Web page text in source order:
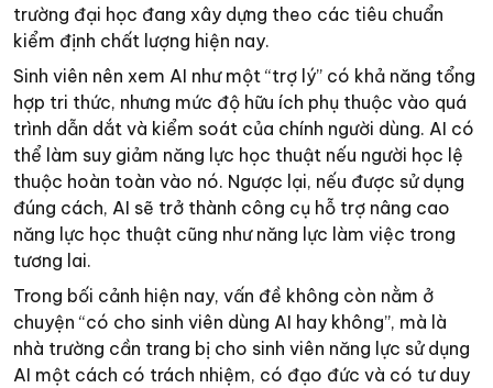
trường đại học đang xây dựng theo các tiêu chuẩn
kiểm định chất lượng hiện nay.
Sinh viên nên xem AI như một “trợ lý” có khả năng tổng
hợp tri thức, nhưng mức độ hữu ích phụ thuộc vào quá
trình dẫn dắt và kiểm soát của chính người dùng. AI có
thể làm suy giảm năng lực học thuật nếu người học lệ
thuộc hoàn toàn vào nó. Ngược lại, nếu được sử dụng
đúng cách, AI sẽ trở thành công cụ hỗ trợ nâng cao
năng lực học thuật cũng như năng lực làm việc trong
tương lai.
Trong bối cảnh hiện nay, vấn đề không còn nằm ở
chuyện “có cho sinh viên dùng AI hay không”, mà là
nhà trường cần trang bị cho sinh viên năng lực sử dụng
AI một cách có trách nhiệm, có đạo đức và có tư duy